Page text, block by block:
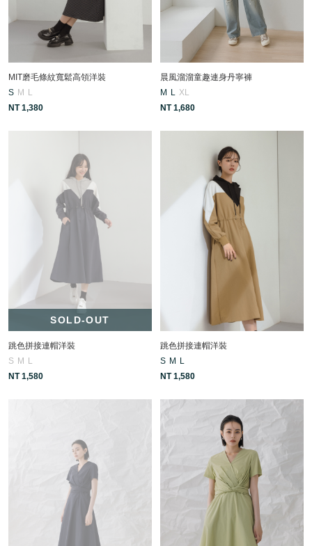
MIT磨毛條紋寬鬆高領洋裝
S M L
NT 1,380
晨風溜溜童趣連身丹寧褲
M L XL
NT 1,680
SOLD-OUT
跳色拼接連帽洋裝
S M
L
NT 1,580
跳色拼接連帽洋裝
S M
L
NT 1,580